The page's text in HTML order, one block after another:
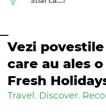
Vezi
care au ales
Fresh
Travel. Discover.